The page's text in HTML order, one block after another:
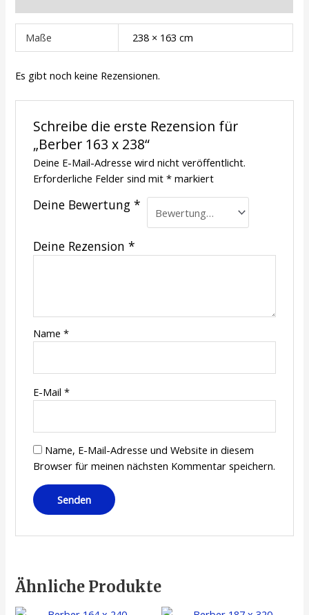
Maße 238 × 163 cm
Es gibt noch keine Rezensionen.
Schreibe die erste Rezension für
„Berber 163 x 238“
Deine E-Mail-Adresse wird nicht veröffentlicht.
Erforderliche Felder sind mit *markiert
Deine Bewertung *
Deine Rezension *
Name *
E-Mail *
Name, E-Mail-Adresse und Website in diesem
Browser für meinen nächsten Kommentar speichern.
Ähnliche Produkte